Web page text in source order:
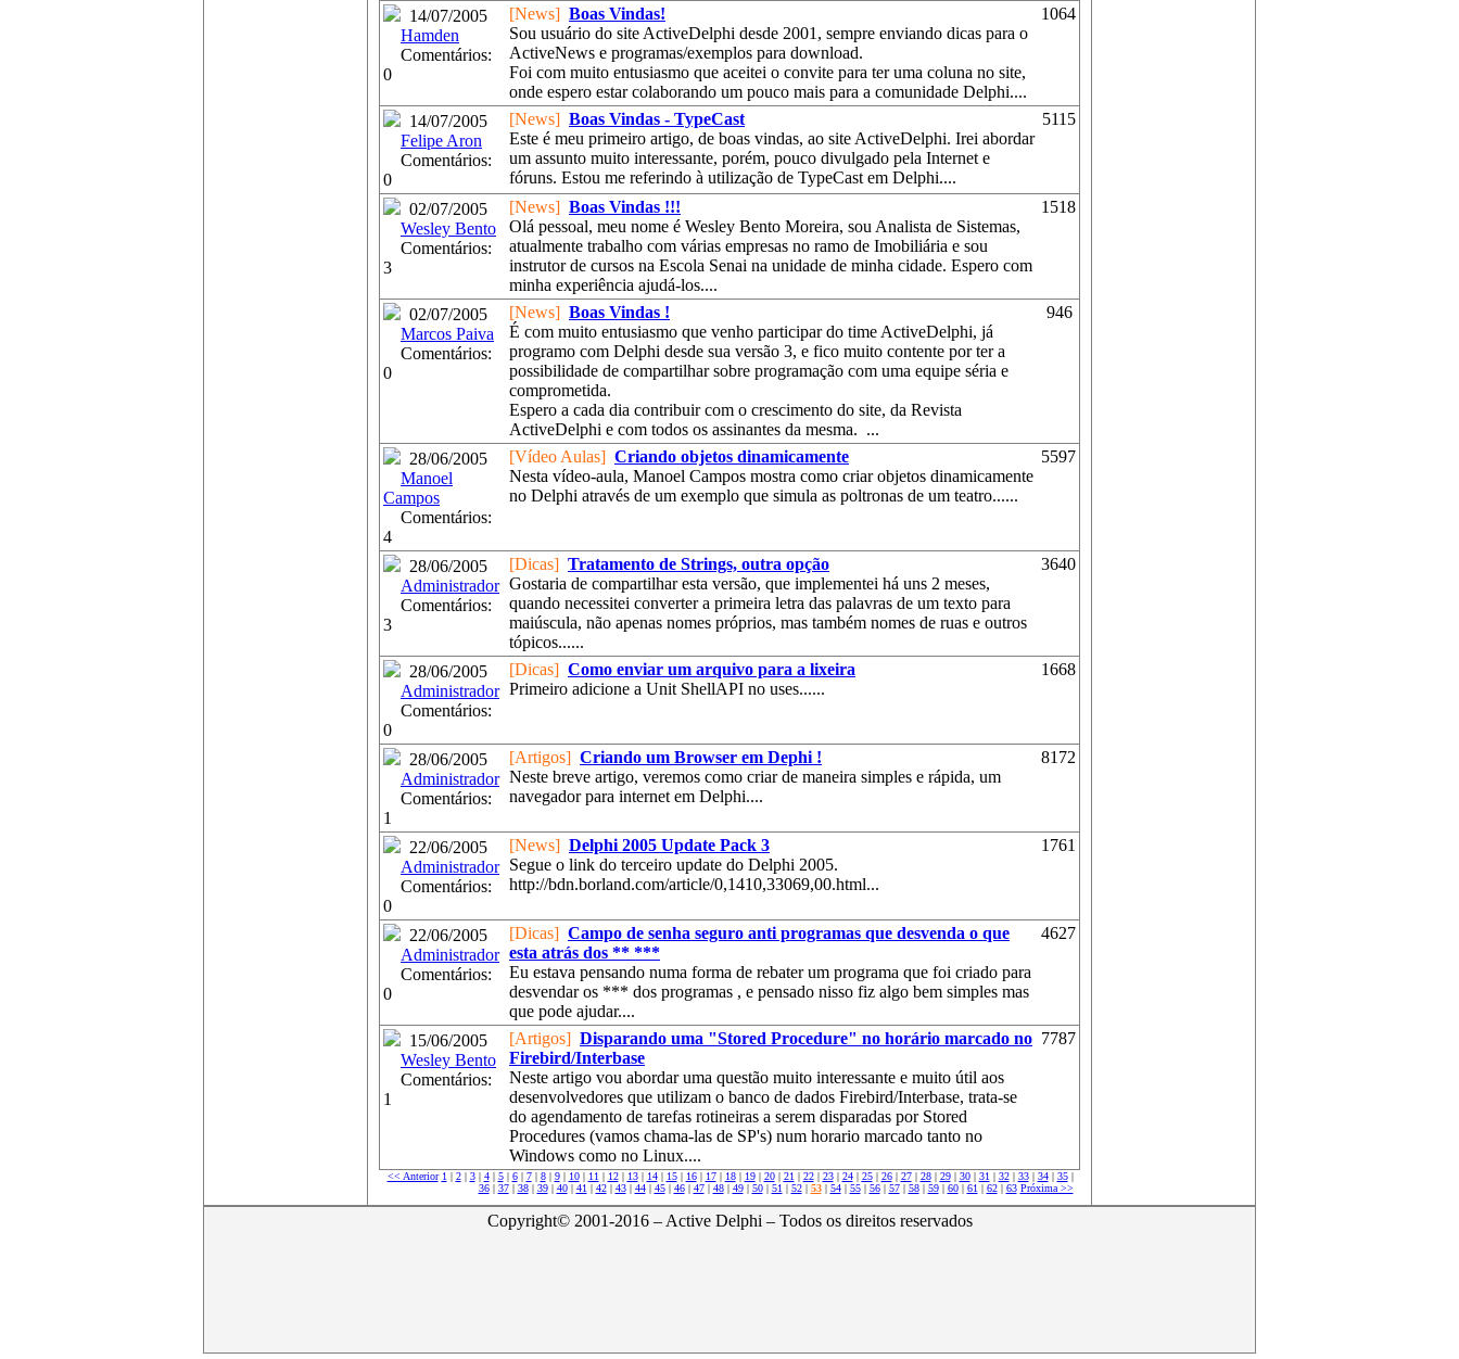
14/07/2005
Hamden
Comentários:
0
[News] Boas Vindas!
Sou usuário do site ActiveDelphi desde 2001, sempre enviando dicas para o
ActiveNews e programas/exemplos para download.
Foi com muito entusiasmo que aceitei o convite para ter uma coluna no site,
onde espero estar colaborando um pouco mais para a comunidade Delphi....
1064
14/07/2005
Felipe Aron
Comentários:
0
[News] Boas Vindas - TypeCast
Este é meu primeiro artigo, de boas vindas, ao site ActiveDelphi. Irei abordar
um assunto muito interessante, porém, pouco divulgado pela Internet e
fóruns. Estou me referindo à utilização de TypeCast em Delphi....
5115
02/07/2005
Wesley Bento
Comentários:
3
[News] Boas Vindas !!!
Olá pessoal, meu nome é Wesley Bento Moreira, sou Analista de Sistemas,
atualmente trabalho com várias empresas no ramo de Imobiliária e sou
instrutor de cursos na Escola Senai na unidade de minha cidade. Espero com
minha experiência ajudá-los....
1518
02/07/2005
Marcos Paiva
Comentários:
0
[News] Boas Vindas !
É com muito entusiasmo que venho participar do time ActiveDelphi, já
programo com Delphi desde sua versão 3, e fico muito contente por ter a
possibilidade de compartilhar sobre programação com uma equipe séria e
comprometida.
Espero a cada dia contribuir com o crescimento do site, da Revista
ActiveDelphi e com todos os assinantes da mesma. ...
946
28/06/2005
Manoel
Campos
Comentários:
4
[Vídeo Aulas] Criando objetos dinamicamente
Nesta vídeo-aula, Manoel Campos mostra como criar objetos dinamicamente
no Delphi através de um exemplo que simula as poltronas de um teatro......
5597
28/06/2005
Administrador
Comentários:
3
[Dicas] Tratamento de Strings, outra opção
Gostaria de compartilhar esta versão, que implementei há uns 2 meses,
quando necessitei converter a primeira letra das palavras de um texto para
maiúscula, não apenas nomes próprios, mas também nomes de ruas e outros
tópicos......
3640
28/06/2005
Administrador
Comentários:
0
[Dicas] Como enviar um arquivo para a lixeira
Primeiro adicione a Unit ShellAPI no uses......
1668
28/06/2005
Administrador
Comentários:
1
[Artigos] Criando um Browser em Dephi !
Neste breve artigo, veremos como criar de maneira simples e rápida, um
navegador para internet em Delphi....
8172
22/06/2005
Administrador
Comentários:
0
[News] Delphi 2005 Update Pack 3
Segue o link do terceiro update do Delphi 2005.
http://bdn.borland.com/article/0,1410,33069,00.html...
1761
22/06/2005
Administrador
Comentários:
0
[Dicas] Campo de senha seguro anti programas que desvenda o que
esta atrás dos ** ***
Eu estava pensando numa forma de rebater um programa que foi criado para
desvendar os *** dos programas , e pensado nisso fiz algo bem simples mas
que pode ajudar....
4627
15/06/2005
Wesley Bento
Comentários:
1
[Artigos] Disparando uma "Stored Procedure" no horário marcado no
Firebird/Interbase
Neste artigo vou abordar uma questão muito interessante e muito útil aos
desenvolvedores que utilizam o banco de dados Firebird/Interbase, trata-se
do agendamento de tarefas rotineiras a serem disparadas por Stored
Procedures (vamos chama-las de SP's) num horario marcado tanto no
Windows como no Linux....
7787
<< Anterior 1 | 2| 3| 4| 5| 6| 7| 8| 9| 10| 11 | 12| 13| 14| 15| 16| 17| 18| 19| 20| 21 | 22| 23| 24| 25| 26| 27| 28| 29| 30| 31 | 32| 33| 34| 35|
36| 37| 38| 39| 40| 41 | 42| 43| 44| 45| 46| 47| 48| 49| 50| 51 | 52| 53| 54| 55| 56| 57| 58| 59| 60| 61 | 62| 63 Próxima >>
Copyright© 2001-2016 – Active Delphi – Todos os direitos reservados